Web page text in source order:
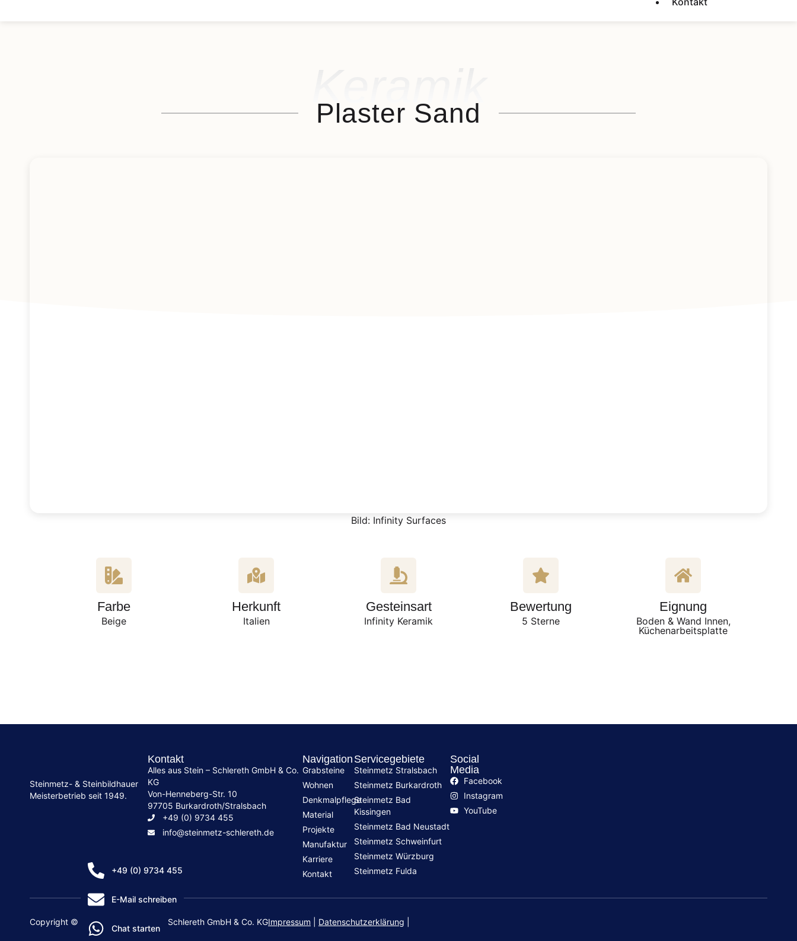
Plaster Sand
Bild: Infinity Surfaces
Farbe
Beige
Herkunft
Italien
Gesteinsart
Infinity Keramik
Bewertung
5 Sterne
Eignung
Boden & Wand Innen,
Küchenarbeitsplatte
Steinmetz- & Steinbildhauer
Meisterbetrieb seit 1949.
Kontakt
Alles aus Stein – Schlereth GmbH & Co.
KG
Von-Henneberg-Str. 10
97705 Burkardroth/Stralsbach
+49 (0) 9734 455
info@steinmetz-schlereth.de
Navigation
Grabsteine
Wohnen
Denkmalpflege
Material
Projekte
Manufaktur
Karriere
Kontakt
Servicegebiete
Steinmetz Stralsbach
Steinmetz Burkardroth
Steinmetz Bad
Kissingen
Steinmetz Bad Neustadt
Steinmetz Schweinfurt
Steinmetz Würzburg
Steinmetz Fulda
Social
Media
Facebook
Instagram
YouTube
Copyright © 2026 Alles aus Stein – Schlereth GmbH & Co. KGImpressum Datenschutzerklärung
+49 (0) 9734 455
E-Mail schreiben
Chat starten